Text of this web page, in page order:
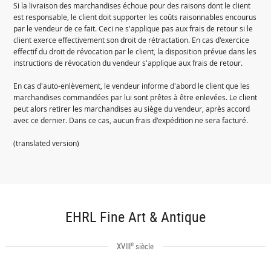
Si la livraison des marchandises échoue pour des raisons dont le client
est responsable, le client doit supporter les coûts raisonnables encourus
par le vendeur de ce fait. Ceci ne s'applique pas aux frais de retour si le
client exerce effectivement son droit de rétractation. En cas d'exercice
effectif du droit de révocation par le client, la disposition prévue dans les
instructions de révocation du vendeur s'applique aux frais de retour.
En cas d'auto-enlèvement, le vendeur informe d'abord le client que les
marchandises commandées par lui sont prêtes à être enlevées. Le client
peut alors retirer les marchandises au siège du vendeur, après accord
avec ce dernier. Dans ce cas, aucun frais d'expédition ne sera facturé.
(translated version)
EHRL Fine Art & Antique
XVIIIe siècle